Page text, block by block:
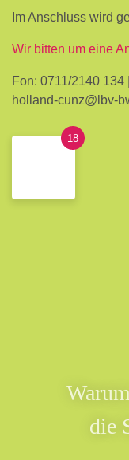
Im Anschluss wird
Wir bitten um eine
Fon: 0711/2140
holland-cunz@lbv-
18
die